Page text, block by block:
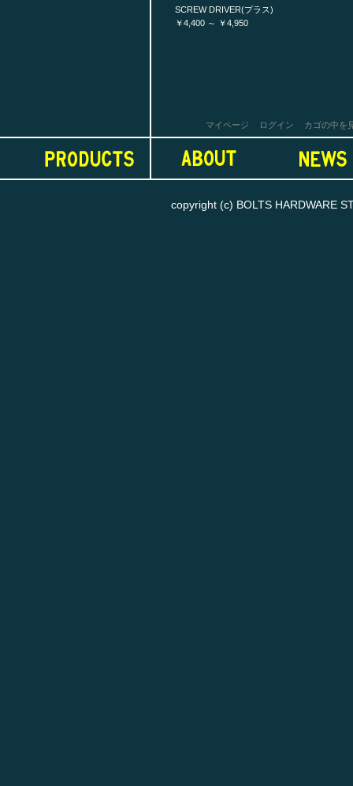
SCREW DRIVER(プラス)
￥4,400 ～ ￥4,950
マイページ ログイン カゴの中を
copyright (c) BOLTS HARDWARE